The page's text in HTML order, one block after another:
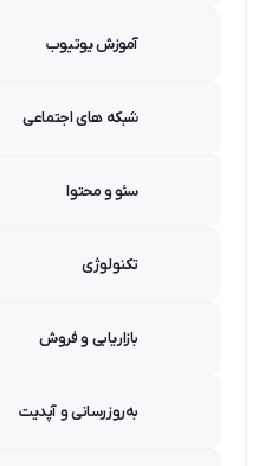
آموزش یوتیوب
شبکه های اجتماعی
سئو و محتوا
تکنولوژی
بازاریابی و فروش
به‌روزرسانی و آپدیت